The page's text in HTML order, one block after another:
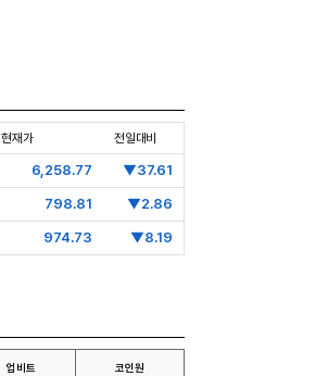
현재가 전일대비
6,258.77 ▼37.61
798.81 ▼2.86
974.73 ▼8.19
업비트 코인원